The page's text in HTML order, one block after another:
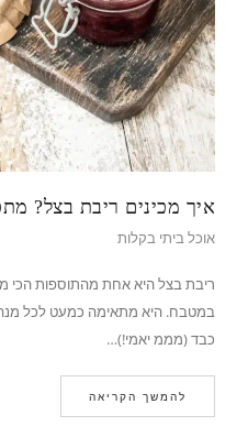
איך מכינים ריבת בצל?
אוכל ביתי בקלות
ריבת בצל היא אחת מהתוספות הכי
במטבח. היא מתאימה כמעט לכל
כבד (מממ יאמי!)…
להמשך הקריאה